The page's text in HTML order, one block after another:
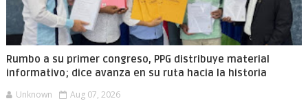
Rumbo a su primer congreso, PPG distribuye material
informativo; dice avanza en su ruta hacia la historia
Unknown Aug 07, 2026